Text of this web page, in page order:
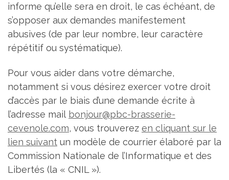
informe qu’elle sera en droit, le cas échéant, de
s’opposer aux demandes manifestement
abusives (de par leur nombre, leur caractère
répétitif ou systématique).
Pour vous aider dans votre démarche,
notamment si vous désirez exercer votre droit
d’accès par le biais d’une demande écrite à
l’adresse mail bonjour@pbc-brasserie-
cevenole.com, vous trouverez en cliquant sur le
lien suivant un modèle de courrier élaboré par la
Commission Nationale de l’Informatique et des
Libertés (la « CNIL »).